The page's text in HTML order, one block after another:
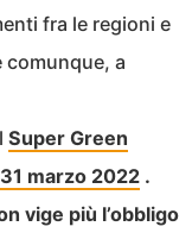
fra le regioni e
comunque, a
Super Green
marzo 2022 .
vige più l’obbligo